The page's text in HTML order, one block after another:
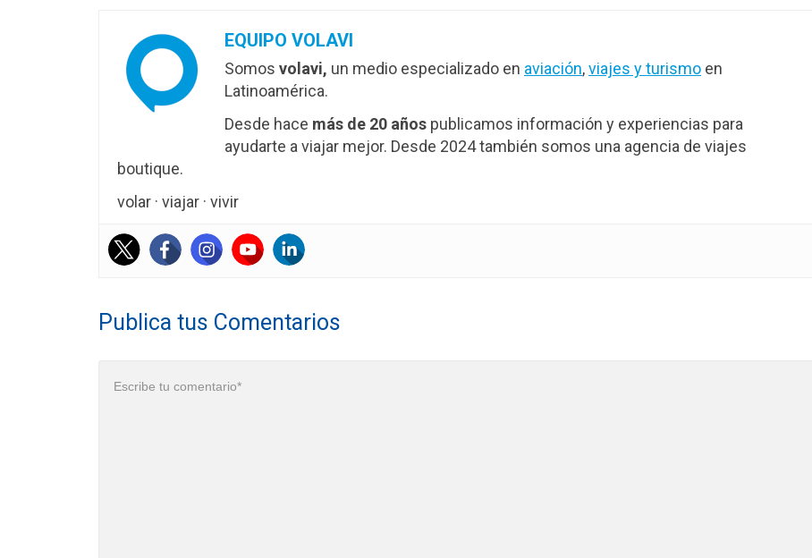
EQUIPO VOLAVI
Somos volavi, un medio especializado en aviación,viajes y turismo en
Latinoamérica.
Desde hace más de 20 años publicamos información y experiencias para
ayudarte a viajar mejor. Desde 2024 también somos una agencia de viajes
boutique.
volar · viajar · vivir
Publica tus Comentarios